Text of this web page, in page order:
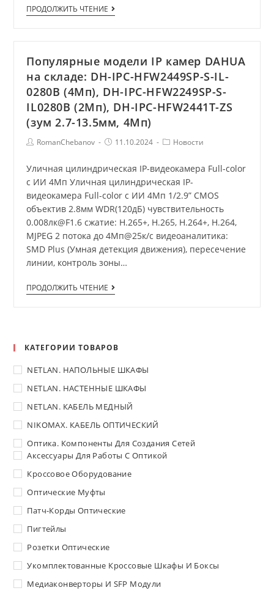
ПРОДОЛЖИТЬ ЧТЕНИЕ
Популярные модели IP камер DAHUA
на складе: DH-IPC-HFW2449SP-S-IL-
0280B (4Мп), DH-IPC-HFW2249SP-S-
IL0280B (2Мп), DH-IPC-HFW2441T-ZS
(зум 2.7-13.5мм, 4Мп)
RomanChebanov 11.10.2024 Новости
Уличная цилиндрическая IP-видеокамера Full-color
с ИИ 4Мп Уличная цилиндрическая IP-
видеокамера Full-color с ИИ 4Мп 1/2.9” CMOS
объектив 2.8мм WDR(120дБ) чувствительность
0.008лк@F1.6 сжатие: H.265+, H.265, H.264+, H.264,
MJPEG 2 потока до 4Мп@25к/с видеоаналитика:
SMD Plus (Умная детекция движения), пересечение
линии, контроль зоны…
ПРОДОЛЖИТЬ ЧТЕНИЕ
КАТЕГОРИИ ТОВАРОВ
NETLAN. НАПОЛЬНЫЕ ШКАФЫ
NETLAN. НАСТЕННЫЕ ШКАФЫ
NETLAN. КАБЕЛЬ МЕДНЫЙ
NIKOMAX. КАБЕЛЬ ОПТИЧЕСКИЙ
Оптика. Компоненты Для Создания Сетей
Аксессуары Для Работы С Оптикой
Кроссовое Оборудование
Оптические Муфты
Патч-Корды Оптические
Пигтейлы
Розетки Оптические
Укомплектованные Кроссовые Шкафы И Боксы
Медиаконверторы И SFP Модули